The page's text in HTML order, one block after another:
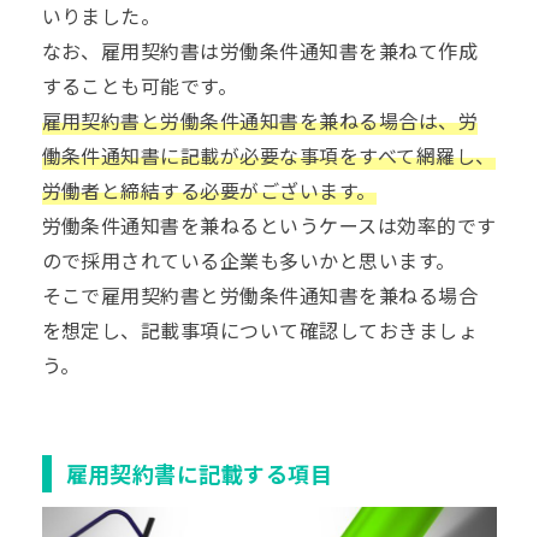
いりました。
なお、雇用契約書は労働条件通知書を兼ねて作成
することも可能です。
雇用契約書と労働条件通知書を兼ねる場合は、労
働条件通知書に記載が必要な事項をすべて網羅し、
労働者と締結する必要がございます。
労働条件通知書を兼ねるというケースは効率的です
ので採用されている企業も多いかと思います。
そこで雇用契約書と労働条件通知書を兼ねる場合
を想定し、記載事項について確認しておきましょ
う。
雇用契約書に記載する項目